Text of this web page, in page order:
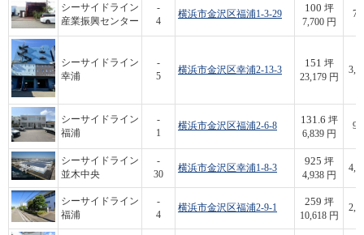
シーサイドライン
産業振興センター
-
4
横浜市金沢区福浦1-3-29
100 坪
7,700 円
シーサイドライン
幸浦
-
5
横浜市金沢区幸浦2-13-3
151 坪
23,179 円
シーサイドライン
福浦
-
1
横浜市金沢区福浦2-6-8
131.6 坪
6,839 円
シーサイドライン
並木中央
-
30
横浜市金沢区幸浦1-8-3
925 坪
4,938 円
シーサイドライン
福浦
-
4
横浜市金沢区福浦2-9-1
259 坪
10,618 円